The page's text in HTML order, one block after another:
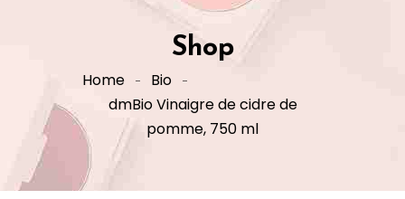
Shop
Home
Bio
dmBio Vinaigre de cidre de
pomme, 750 ml